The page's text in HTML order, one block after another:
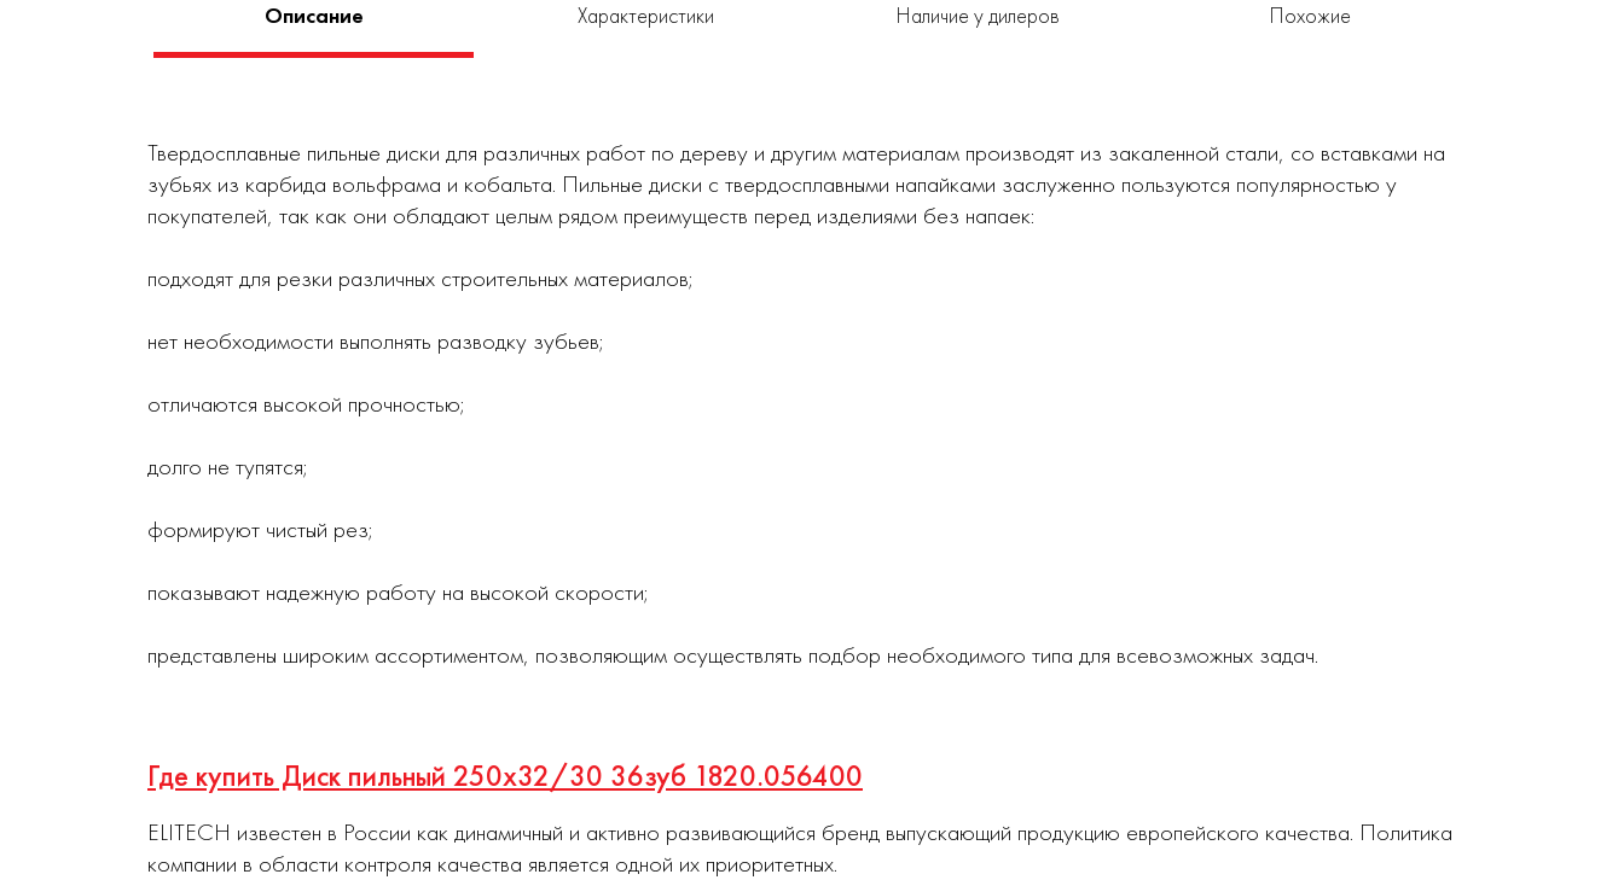
Описание Характеристики Наличие у дилеров Похожие
Твердосплавные пильные диски для различных работ по дереву и другим материалам производят из закаленной стали, со вставками на
зубьях из карбида вольфрама и кобальта. Пильные диски с твердосплавными напайками заслуженно пользуются популярностью у
покупателей, так как они обладают целым рядом преимуществ перед изделиями без напаек:
подходят для резки различных строительных материалов;
нет необходимости выполнять разводку зубьев;
отличаются высокой прочностью;
долго не тупятся;
формируют чистый рез;
показывают надежную работу на высокой скорости;
представлены широким ассортиментом, позволяющим осуществлять подбор необходимого типа для всевозможных задач.
Где купить Диск пильный 250х32/30 36зуб 1820.056400
ELITECH известен в России как динамичный и активно развивающийся бренд выпускающий продукцию европейского качества. Политика
компании в области контроля качества является одной их приоритетных.